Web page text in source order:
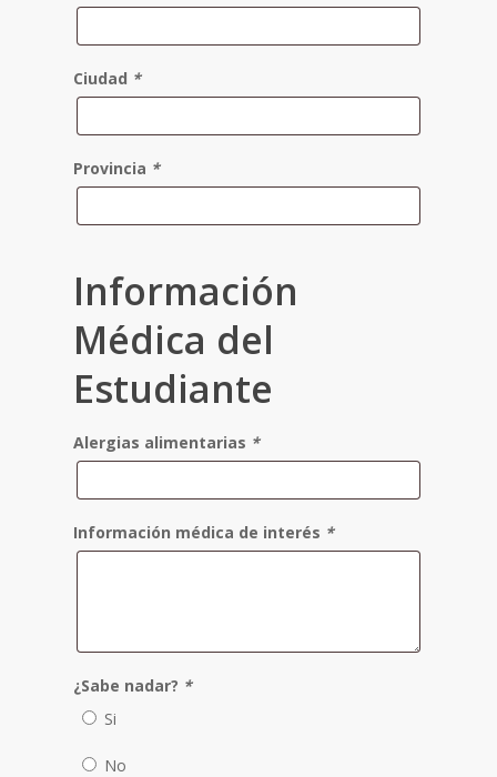
Ciudad *
Provincia *
Información
Médica del
Estudiante
Alergias alimentarias *
Información médica de interés *
¿Sabe nadar? *
Si
No